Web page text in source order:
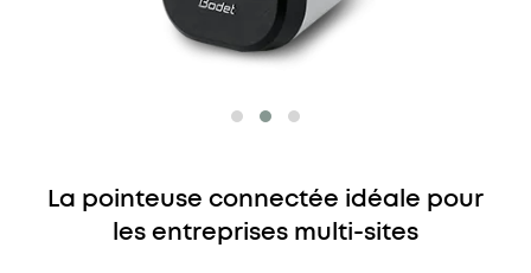
La pointeuse connectée idéale pour
les entreprises multi-sites